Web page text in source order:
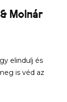
Molnár
elindulj és
is véd az